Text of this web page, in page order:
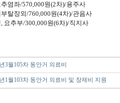
염좌/570,000원(2차)/용주사
탈장외/760,000원(4차)/관음사
, 요추부/300,000원(6차)/직지사
3월105차 동안거 의료비
1월103차 동안거 의료비 및 장제비 지원